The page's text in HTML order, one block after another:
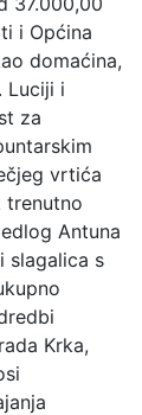
i Općina
domaćina,
Luciji i
za
vrtića
trenutno
Antuna
slagalica s
Krka,